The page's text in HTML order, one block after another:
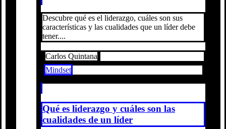
Descubre qué es el liderazgo, cuáles son sus
características y las cualidades que un líder debe
tener....
Carlos Quintana
Mindset
Qué es liderazgo y cuáles son las
cualidades de un líder